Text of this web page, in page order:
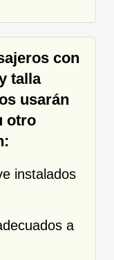
con
talla
usarán
otro
instalados
a